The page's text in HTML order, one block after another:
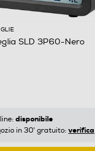
SLD 3P60-Nero
disponibile
in 30' gratuito: verifica